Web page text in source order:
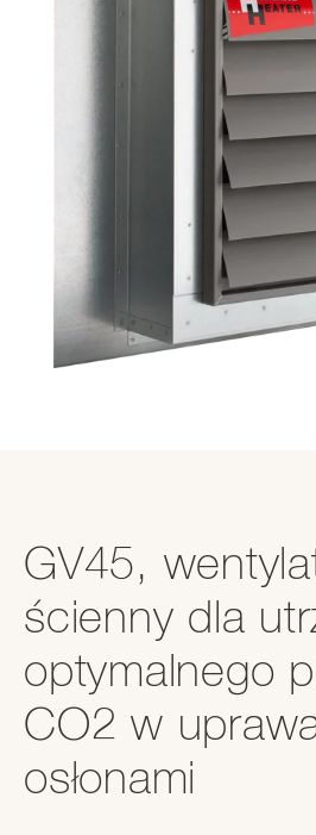
GV45,
ścienny dla
optymalnego
CO2 w
osłonami